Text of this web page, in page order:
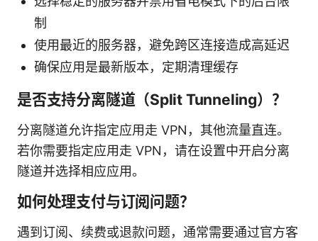
制
使用最近的服务器，避免跨区连接造成高延迟
确保应用是最新版本，定期清理缓存
是否支持分离隧道（Split Tunneling）？
分离隧道允许指定应用走 VPN，其他流量直连。
若你需要指定应用走 VPN，请在设置中开启分离
隧道并选择相应应用。
如何处理支付与订阅问题？
遇到订阅、续费或退款问题，通常需要通过官方客